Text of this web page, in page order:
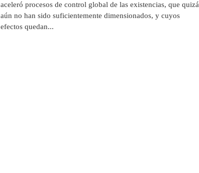
aceleró procesos de control global de las existencias, que quizá
aún no han sido suficientemente dimensionados, y cuyos
efectos quedan...